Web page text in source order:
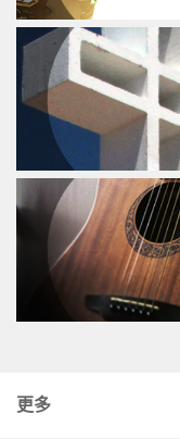
更多